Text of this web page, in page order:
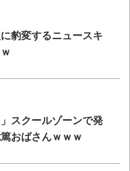
豹変するニュースキ
」スクールゾーンで発
おばさんｗｗｗ